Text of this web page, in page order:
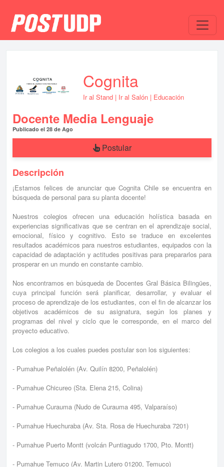
Cognita
Ir al Stand| Ir al Salón| Educación
Docente Media Lenguaje
Publicado el 28 de Ago
Postular
Descripción
¡Estamos felices de anunciar que Cognita Chile se encuentra en
búsqueda de personal para su planta docente!
Nuestros colegios ofrecen una educación holística basada en
experiencias significativas que se centran en el aprendizaje social,
emocional, físico y cognitivo. Esto se traduce en excelentes
resultados académicos para nuestros estudiantes, equipados con la
capacidad de adaptación y actitudes positivas para prepararlos para
prosperar en un mundo en constante cambio.
Nos encontramos en búsqueda de Docentes Gral Básica Bilingües,
cuya principal función será planificar, desarrollar, y evaluar el
proceso de aprendizaje de los estudiantes, con el fin de alcanzar los
objetivos académicos de su asignatura, según los planes y
programas del nivel y ciclo que le corresponde, en el marco del
proyecto educativo.
Los colegios a los cuales puedes postular son los siguientes:
- Pumahue Peñalolén (Av. Quilín 8200, Peñalolén)
- Pumahue Chicureo (Sta. Elena 215, Colina)
- Pumahue Curauma (Nudo de Curauma 495, Valparaíso)
- Pumahue Huechuraba (Av. Sta. Rosa de Huechuraba 7201)
- Pumahue Puerto Montt (volcán Puntiagudo 1700, Pto. Montt)
- Pumahue Temuco (Av. Martin Lutero 01200, Temuco)